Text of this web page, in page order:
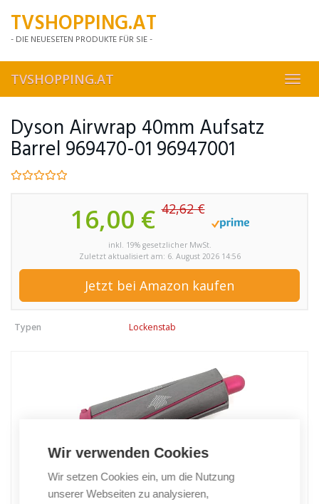
mainTVSHOPPING.AT
- DIE NEUESETEN PRODUKTE FÜR SIE -
TVSHOPPING.AT
Dyson Airwrap 40mm Aufsatz
Barrel 969470-01 96947001
16,00 €42,62 €
inkl. 19% gesetzlicher MwSt.
Zuletzt aktualisiert am: 6. August 2026 14:56
Jetzt bei Amazon kaufen
Typen Lockenstab
Wir verwenden Cookies
Wir setzen Cookies ein, um die Nutzung
unserer Webseiten zu analysieren,